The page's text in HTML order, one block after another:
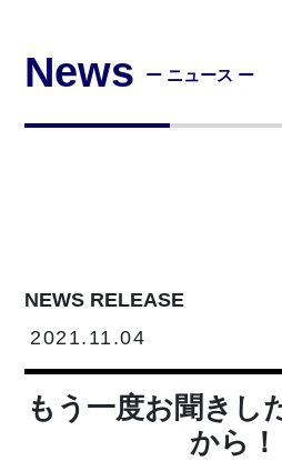
News ー ニュース ー
NEWS RELEASE
2021.11.04
もう一度お聞きし
から！